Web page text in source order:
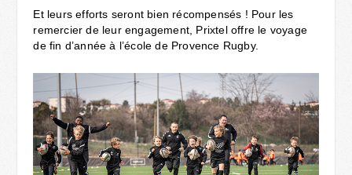
Et leurs efforts seront bien récompensés ! Pour les
remercier de leur engagement, Prixtel offre le voyage
de fin d’année à l’école de Provence Rugby.